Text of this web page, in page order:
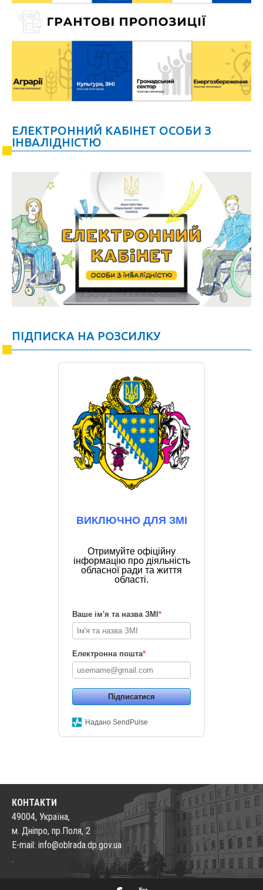
ЕЛЕКТРОННИЙ КАБІНЕТ ОСОБИ З
ІНВАЛІДНІСТЮ
ПІДПИСКА НА РОЗСИЛКУ
ВИКЛЮЧНО ДЛЯ ЗМІ
Отримуйте офіційну
інформацію про діяльність
обласної ради та життя
області.
Ваше ім'я та назва ЗМІ *
Електронна пошта*
Підписатися
Надано SendPulse
КОНТАКТИ
49004, Україна,
м. Дніпро, пр.Поля, 2
E-mail: info@oblrada.dp.gov.ua
.